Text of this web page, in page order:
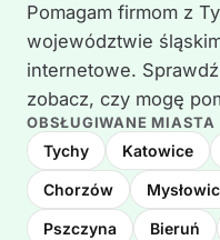
Pomagam firmom z
województwie
internetowe.
zobacz, czy mogę
OBSŁUGIWANE MIASTA
Tychy Katowice
Chorzów
Pszczyna Bieruń